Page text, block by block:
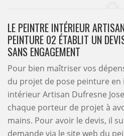
LE PEINTRE INTÉRIEUR
PEINTURE 02 ÉTABLIT UN
SANS ENGAGEMENT
Pour bien maîtriser vos
du projet de pose peinture
intérieur Artisan Dufresne
chaque porteur de projet à
mains. Pour avoir le devis, il
demande via le site web du